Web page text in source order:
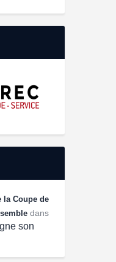
la Coupe de
dans
son